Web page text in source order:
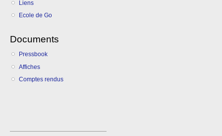
Liens
Ecole de Go
Documents
Pressbook
Affiches
Comptes rendus